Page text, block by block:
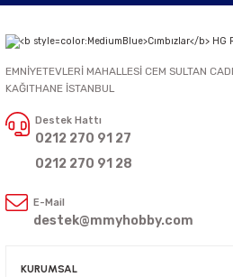
EMNİYETEVLERİ MAHALLESİ CEM SULTAN
KAĞITHANE İSTANBUL
Destek Hattı
0212 270 91 27
0212 270 91 28
E-Mail
destek@mmyhobby.com
KURUMSAL